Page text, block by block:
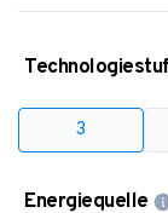
3
Energiequelle